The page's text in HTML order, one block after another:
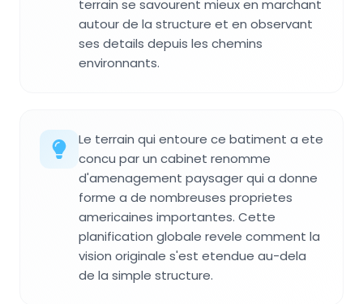
terrain se savourent mieux en marchant
autour de la structure et en observant
ses details depuis les chemins
environnants.
Le terrain qui entoure ce batiment a ete
concu par un cabinet renomme
d'amenagement paysager qui a donne
forme a de nombreuses proprietes
americaines importantes. Cette
planification globale revele comment la
vision originale s'est etendue au-dela
de la simple structure.